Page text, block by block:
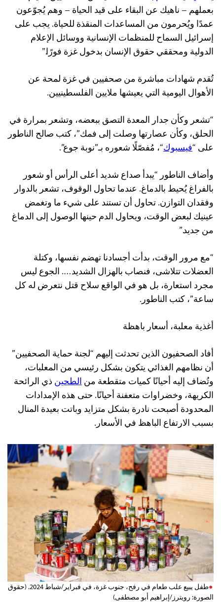
بعملهم – ناهيك عن البقاء على قيد الحياة – وهم يُجوّعون
عمدًا ويُحرمون من المساعدات المنقذة للحياة. يجب على
إسرائيل السماح للمنظمات الإنسانية ووسائل الإعلام
الدولية ومحققي حقوق الإنسان بدخول غزة فورًا.”
تُقدم شهادات مباشرة من صحفيين في غزة لمحة عن
الأهوال اليومية التي يعيشها ملايين الفلسطينيين.
“تشعر وكأن جدار المعدة التصق ببعضه، وتشعر بمرارة في
الحلق، وكأن عصارتها وصلت إلى فمك”، كتب صالح الناطور
على “فيسبوك“، مُفصّلًا شعوره بـ”نوبة جوع”.
وأضاف الناطور “يبدأ صداع شديد أعلى الرأس أو شعور
بالفراغ يُحيط بالدماغ. عندما تحاول الوقوف، تشعر بالدوار
وفقدان التوازن. تحاول أن تستند على شيء ما وتغمض
عينيك لبعض الوقت، ويحاول الدم حينها الوصول إلى الدماغ
من جديد.”
“مع مرور الوقت، بدأت أجسادنا تهضم نفسها، وكتلة
العضلات تتلاشى، فنصاب بالهزال الشديد…. الجوع ليس
مجرد استعارة، بل هو في الواقع سلاح قتل نتعرض له كل
ساعة”، كتب الناطور.
أغذية معلبة، أسعار باهظة
أفاد الصحفيون الذين تحدثت إليهم “لجنة حماية الصحفيين”
أن نظامهم الغذائي يتكون بشكل رئيسي من المعلبات،
وتُضاف إليه أحيانًا كميات متقطعة منالطحين ذي الرائحة
الكريهة، وخضراوات متعفنة أحيانًا. حتى هذه الإمدادات
المحدودة أصبحت نادرة بشكل متزايد وباتت بعيدة المنال
بسبب الارتفاع الباهظ في الأسعار.
طفل يبيع علب طعام في رفح، جنوب غزة، في فبراير/شباط 2024. (حقوق
الصورة: رويترز/إبراهيم أبو مصطفى)